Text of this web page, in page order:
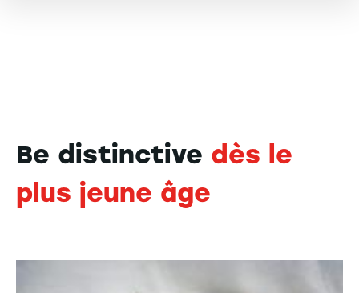
Be distinctive dès le
plus jeune âge